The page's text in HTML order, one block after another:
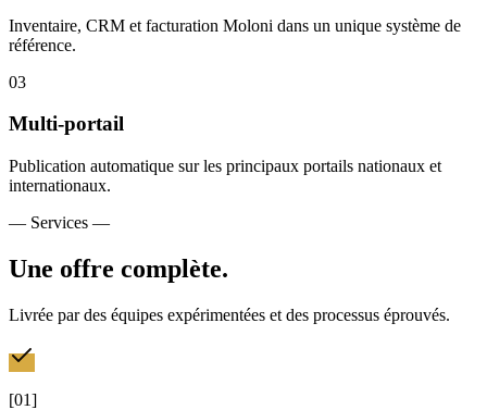
Inventaire, CRM et facturation Moloni dans un unique système de
référence.
03
Multi-portail
Publication automatique sur les principaux portails nationaux et
internationaux.
— Services —
Une offre complète.
Livrée par des équipes expérimentées et des processus éprouvés.
[01]